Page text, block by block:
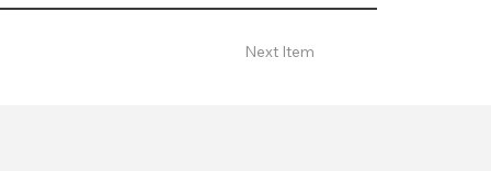
Next Item